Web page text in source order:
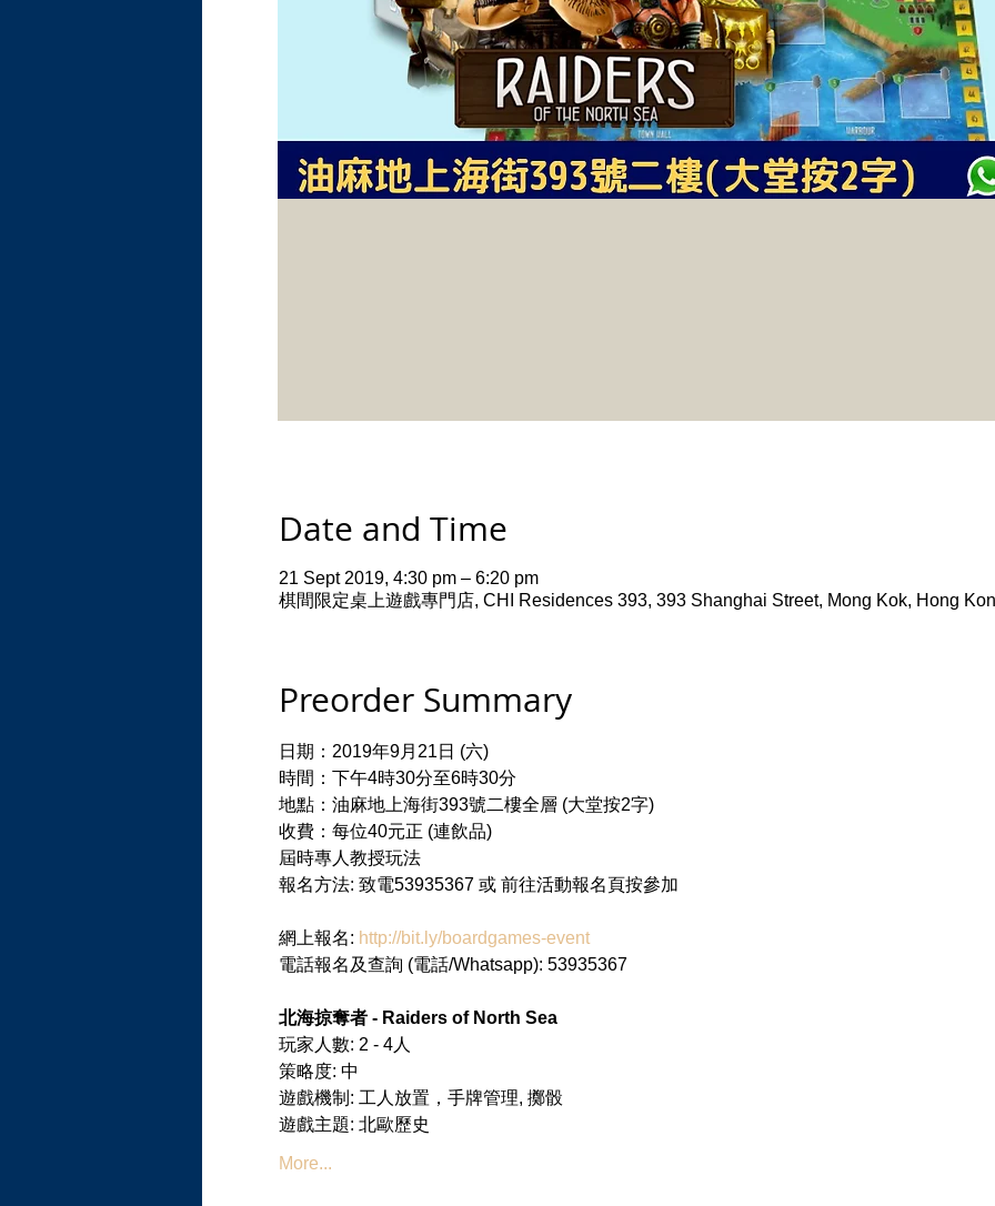
Date and Time
21 Sept 2019, 4:30 pm – 6:20 pm
棋間限定桌上遊戲專門店, CHI Residences 393, 393 Shanghai Street, Mong Kok, Hong
Preorder Summary
日期：2019年9月21日 (六)
時間：下午4時30分至6時30分
地點：油麻地上海街393號二樓全層 (大堂按2字)
收費：每位40元正 (連飲品)
屆時專人教授玩法
網上報名: http://bit.ly/boardgames-event
電話報名及查詢 (電話/Whatsapp): 53935367
北海掠奪者 - Raiders of North Sea
玩家人數: 2 - 4人
策略度: 中
遊戲機制: 工人放置，手牌管理, 擲骰
遊戲主題: 北歐歷史
More...